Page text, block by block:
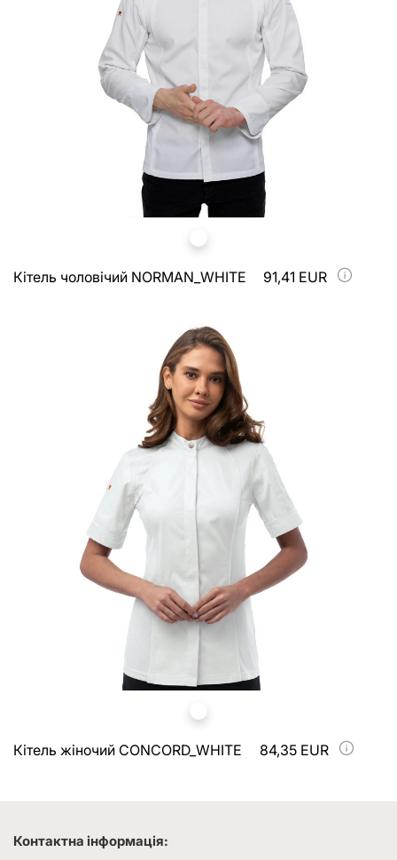
Кітель чоловічий NORMAN_WHITE 91,41 EUR
Кітель жіночий CONCORD_WHITE 84,35 EUR
Контактна інформація: